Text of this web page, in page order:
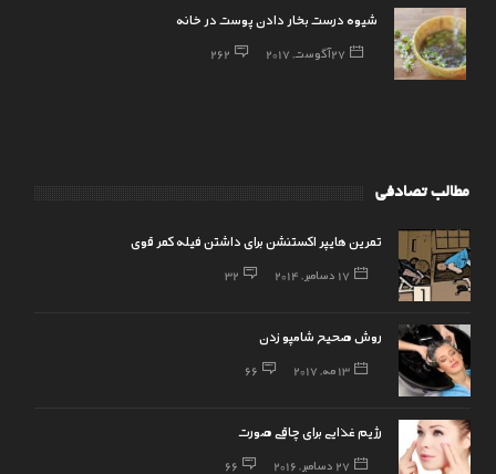
شیوه درست بخار دادن پوست در خانه
27 آگوست, 2017 262
مطالب تصادفی
تمرین هایپر اکستنشن برای داشتن فیله کمر قوی
17 دسامبر, 2014 32
روش صحیح شامپو زدن
13 مه, 2017 66
رژیم غذایی برای چاقی صورت
27 دسامبر, 2016 66